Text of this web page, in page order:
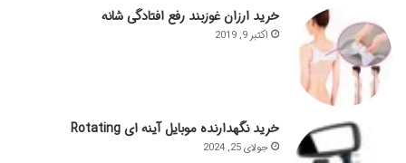
خرید ارزان غوزبند رفع افتادگی شانه
اکتبر 9, 2019
خرید نگهدارنده موبایل آینه ای Rotating
جولای 25, 2024